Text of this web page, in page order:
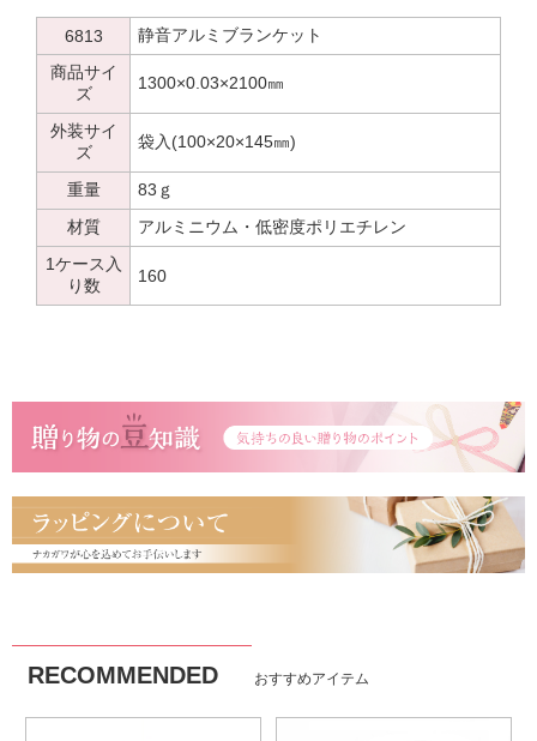
6813
静音アルミブランケット
商品サイ
ズ
1300×0.03×2100㎜
外装サイ
ズ
袋入(100×20×145㎜)
重量
83ｇ
材質
アルミニウム・低密度ポリエチレン
1ケース入
り数
160
RECOMMENDED おすすめアイテム